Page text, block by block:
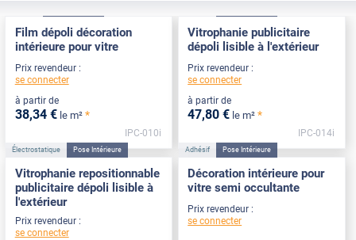
Film dépoli décoration
intérieure pour vitre
Prix revendeur :
se connecter
à partir de
38,34 € le m² *
IPC-010i
Vitrophanie publicitaire
dépoli lisible à l'extérieur
Prix revendeur :
se connecter
à partir de
47,80 € le m² *
IPC-014i
Électrostatique Pose Intérieure
Vitrophanie repositionnable
publicitaire dépoli lisible à
l'extérieur
Prix revendeur :
se connecter
Adhésif Pose Intérieure
Décoration intérieure pour
vitre semi occultante
Prix revendeur :
se connecter